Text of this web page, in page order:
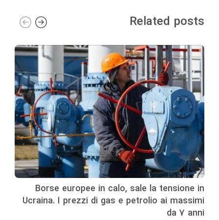
Related posts
Borse europee in calo, sale la tensione in
Ucraina. I prezzi di gas e petrolio ai massimi
da 7 anni